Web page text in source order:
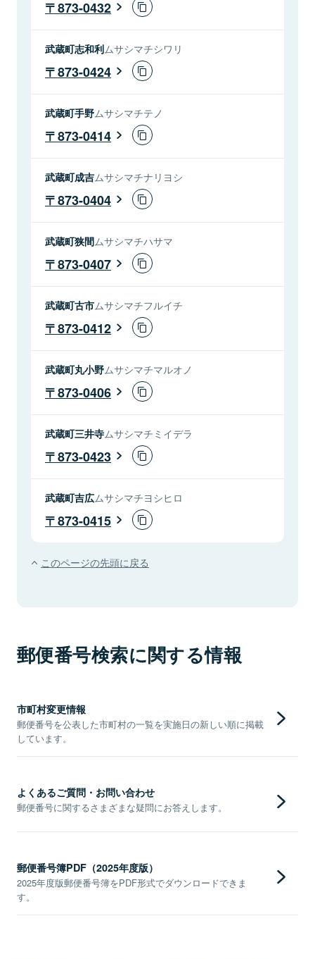
873-0432
武蔵町志和利ムサシマチシワリ
873-0424
武蔵町手野ムサシマチテノ
873-0414
武蔵町成吉ムサシマチナリヨシ
873-0404
武蔵町狭間ムサシマチハサマ
873-0407
武蔵町古市ムサシマチフルイチ
873-0412
武蔵町丸小野ムサシマチマルオノ
873-0406
武蔵町三井寺ムサシマチミイデラ
873-0423
武蔵町吉広ムサシマチヨシヒロ
873-0415
このページの先頭に戻る
郵便番号検索に関する情報
市町村変更情報
郵便番号を公表した市町村の一覧を実施日の新しい順に掲載
しています。
よくあるご質問・お問い合わせ
郵便番号に関するさまざまな疑問にお答えします。
郵便番号簿PDF（2025年度版）
2025年度版郵便番号簿をPDF形式でダウンロードできま
す。